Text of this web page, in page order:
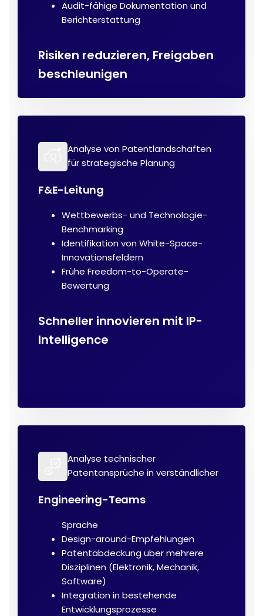
Audit-fähige Dokumentation und
Berichterstattung
Risiken reduzieren, Freigaben
beschleunigen
F&E-Leitung
Analyse von Patentlandschaften
für strategische Planung
Wettbewerbs- und Technologie-
Benchmarking
Identifikation von White-Space-
Innovationsfeldern
Frühe Freedom-to-Operate-
Bewertung
Schneller innovieren mit IP-
Intelligence
Engineering-Teams
Analyse technischer
Patentansprüche in verständlicher
Sprache
Design-around-Empfehlungen
Patentabdeckung über mehrere
Disziplinen (Elektronik, Mechanik,
Software)
Integration in bestehende
Entwicklungsprozesse